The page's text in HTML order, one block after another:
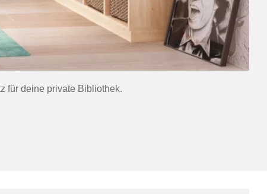
für deine private Bibliothek.